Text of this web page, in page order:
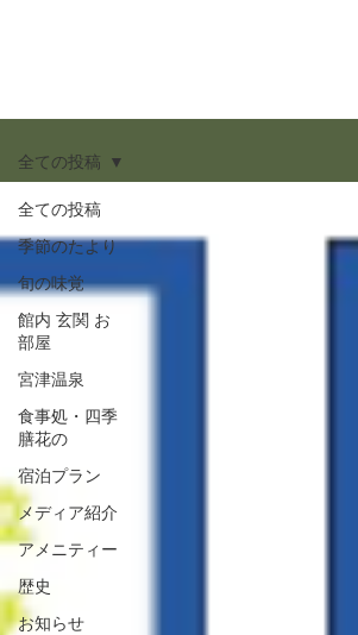
全ての投稿
季節のたより
旬の味覚
館内 玄関 お
部屋
宮津温泉
食事処・四季
膳花の
宿泊プラン
メディア紹介
アメニティー
歴史
お知らせ
全ての投稿